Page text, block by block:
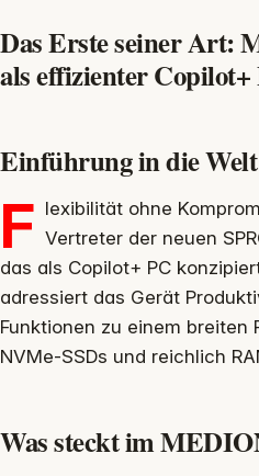
Das Erste seiner Art:
als effizienter Copilot+
Einführung in die
F lexibilität ohne
Vertreter der neuen
das als Copilot+ PC
adressiert das Gerät
Funktionen zu einem breiten
NVMe-SSDs und reichlich
Was steckt im